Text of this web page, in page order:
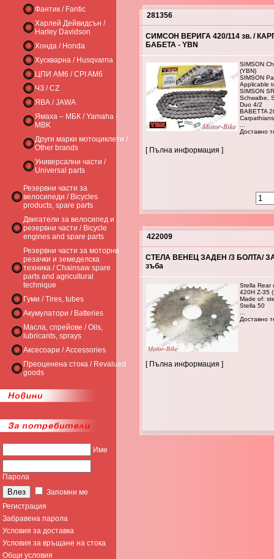
Фантик / Fantic
Харлей Дейвидсън /
Harley Davidson
Хонда / Honda
Хускварна / Husqvarna
ЦПИ AM6 / CPI AM6
ЧЗ / CZ
ЯВА / JAWA
Ямаха – МБК / Yamaha -
MBK
Други марки мотоциклети /
Other brands
Универсални части /
Universal parts
Резервни части за
велосипеди / Bicycles
products, spare parts
Двигатели за велосипед и
резервни части / Bicycle
engines and spare parts
Резервни части за моторни
резачки и земеделска
техника / Chainsaw spare
parts and agricultural
technique
Гуми / Tires, tubes
Акумулатори / Batteries
Масла, спрейове / Oils,
lubricants, sprays
Аксесоари / Accessories
Преоценена стока / Revalued
goods
Име
Парола
Запомни ме
Регистрация
Забравена парола
Условия за доставка
Условия за връщане на стока
Общи условия
281356
СИМСОН ВЕРИГА 420/114 зв. /
БАБЕТА - YBN
SIMSON
(YBN)
SIMSON
Applicable
SIMSON
Schwalbe,
Duo 4/2
BABETTA
Доставно
[ Пълна информация ]
422009
СТЕЛА ВЕНЕЦ ЗАДЕН /3 БОЛТА/
зъба
Stella Rear
420H Z-35
Made of:
Stella 50
Доставно
[ Пълна информация ]